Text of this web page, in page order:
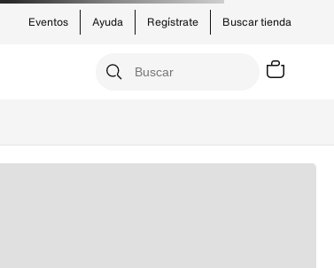
Buscar tienda
Ayuda Regístrate
Eventos